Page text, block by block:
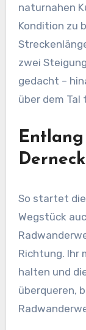
naturnahen
Kondition zu
zwei
gedacht –
über dem Tal
Derneck
So startet
Wegstück
Richtung. Ihr
halten und
überqueren,